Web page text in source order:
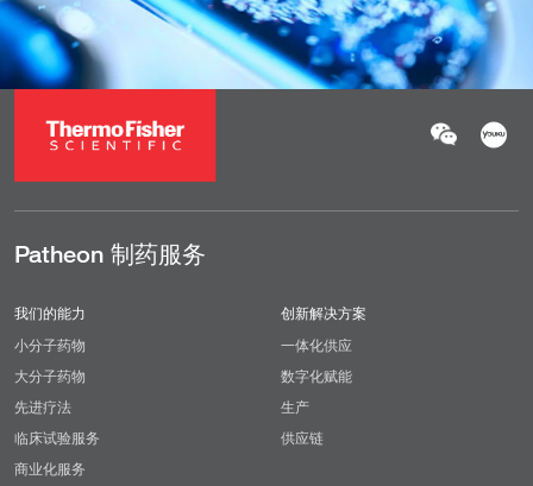
Patheon 制药服务
我们的能力
小分子药物
大分子药物
先进疗法
临床试验服务
商业化服务
创新解决方案
一体化供应
数字化赋能
生产
供应链